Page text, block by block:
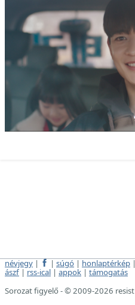
névjegy | | súgó | honlaptérkép |
ászf | rss-ical | appok | támogatás
Sorozat figyelő - © 2009-2026 resist